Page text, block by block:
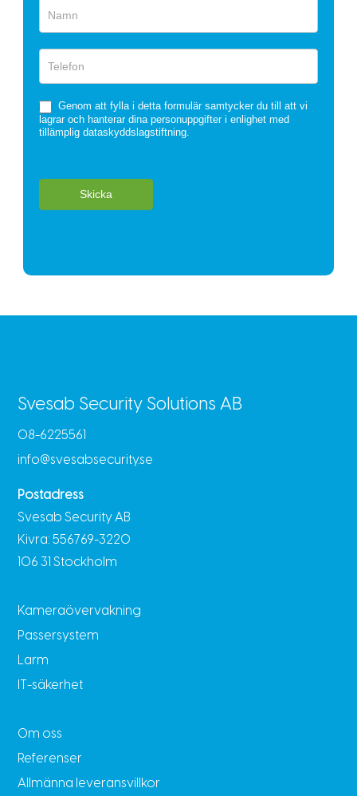
Genom att fylla i detta formulär samtycker du till att vi
lagrar och hanterar dina personuppgifter i enlighet med
tillämplig dataskyddslagstiftning.
Skicka
Svesab Security Solutions AB
08-6225561
info@svesabsecurity.se
Postadress
Svesab Security AB
Kivra: 556769-3220
106 31 Stockholm
Kameraövervakning
Passersystem
Larm
IT-säkerhet
Om oss
Referenser
Allmänna leveransvillkor